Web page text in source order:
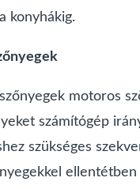
konyhákig.
motoros
számítógép
szükséges